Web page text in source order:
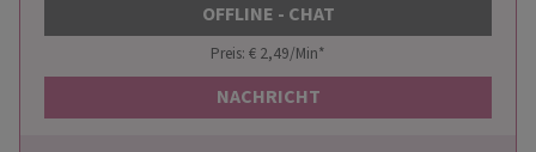
OFFLINE - CHAT
Preis: € 2,49/Min*
NACHRICHT